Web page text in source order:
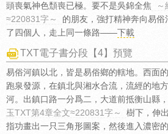
頭喪氣神色頹喪已極。要不是吳錦全焦
≈220831字～
的朋友，強打精神奔向易
了四個人，走上同一條路——下載
TXT電子書分段【4】預覽
易俗河鎮以北，皆是易俗鄉的轄地。西面
跑泉發源，在鎮北與湘水合流，流經的地
河。出鎮口路一分爲二，大道前抵衡山縣
玉TXT第4章全文≈220831字～
樹下，伸
指功畫出一只三角形圖案，然後進入濃密